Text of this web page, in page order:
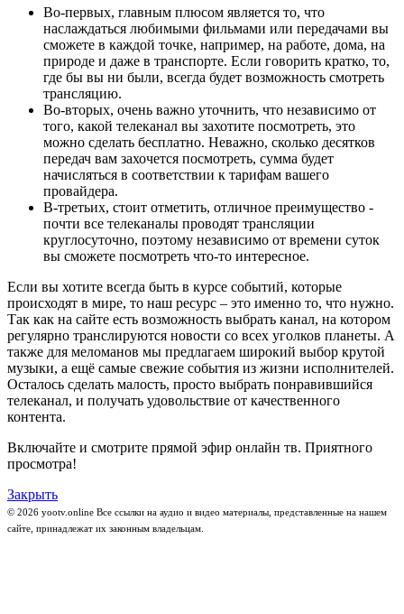
Во-первых, главным плюсом является то, что
наслаждаться любимыми фильмами или передачами вы
сможете в каждой точке, например, на работе, дома, на
природе и даже в транспорте. Если говорить кратко, то,
где бы вы ни были, всегда будет возможность смотреть
трансляцию.
Во-вторых, очень важно уточнить, что независимо от
того, какой телеканал вы захотите посмотреть, это
можно сделать бесплатно. Неважно, сколько десятков
передач вам захочется посмотреть, сумма будет
начисляться в соответствии к тарифам вашего
провайдера.
В-третьих, стоит отметить, отличное преимущество -
почти все телеканалы проводят трансляции
круглосуточно, поэтому независимо от времени суток
вы сможете посмотреть что-то интересное.
Если вы хотите всегда быть в курсе событий, которые
происходят в мире, то наш ресурс – это именно то, что нужно.
Так как на сайте есть возможность выбрать канал, на котором
регулярно транслируются новости со всех уголков планеты. А
также для меломанов мы предлагаем широкий выбор крутой
музыки, а ещё самые свежие события из жизни исполнителей.
Осталось сделать малость, просто выбрать понравившийся
телеканал, и получать удовольствие от качественного
контента.
Включайте и смотрите прямой эфир онлайн тв. Приятного
просмотра!
Закрыть
© 2026 yootv.online Все ссылки на аудио и видео материалы, представленные на нашем
сайте, принадлежат их законным владельцам.